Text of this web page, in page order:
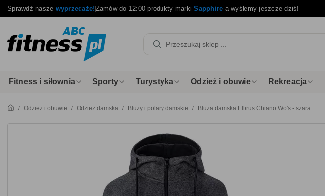
Sprawdź nasze wyprzedaże!Zamów do 12:00 produkty markiSapphire a wyślemy jeszcze dziś!
Fitness i siłownia Sporty Turystyka Odzież i obuwie Rekreacja
Odzież i obuwie Odzież damska Bluzy i polary damskie Bluza damska Elbrus Chiano Wo's - szara